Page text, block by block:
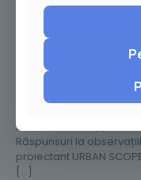
Municipiul Buzău, cu
1, în calitate de
urbanism PUZ
A DESEURILOR PRIN
a demarat etapa
cu privire la intentia
Zonal.
Descarcă anunț public
Răspunsuri la
proiectant URBAN
[…]